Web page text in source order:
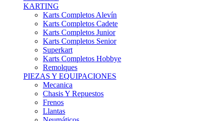
KARTING
Karts Completos Alevín
Karts Completos Cadete
Karts Completos Junior
Karts Completos Senior
Superkart
Karts Completos Hobbye
Remolques
PIEZAS Y EQUIPACIONES
Mecanica
Chasis Y Repuestos
Frenos
Llantas